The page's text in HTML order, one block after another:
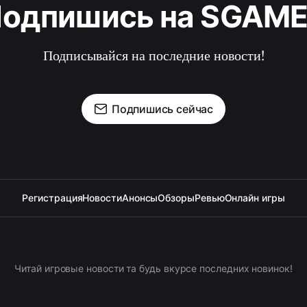
на
Подписывайся на последние новости!
Подпишись сейчас
РегистрацияНовостиАнонсыОбзорыРевьюОнлайн игры
Читай игровые новости та будь вкурсе последних новинок!